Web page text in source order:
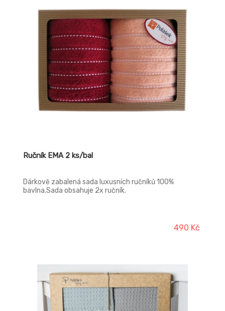
Ručník EMA 2 ks/bal
Dárkově zabalená sada luxusních ručníků 100%
bavlna.Sada obsahuje 2x ručník.
490 Kč